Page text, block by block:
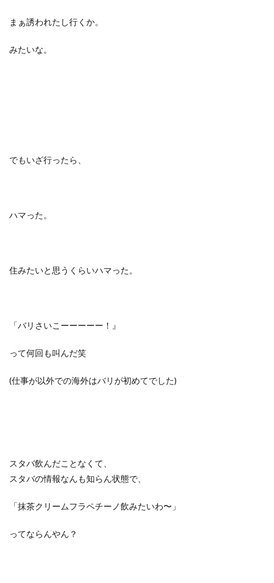
まぁ誘われたし行くか。
みたいな。
でもいざ行ったら、
ハマった。
住みたいと思うくらいハマった。
「バリさいこーーーーー！』
って何回も叫んだ笑
(仕事が以外での海外はバリが初めてでした)
スタバ飲んだことなくて、
スタバの情報なんも知らん状態で、
「抹茶クリームフラペチーノ飲みたいわ〜」
ってならんやん？